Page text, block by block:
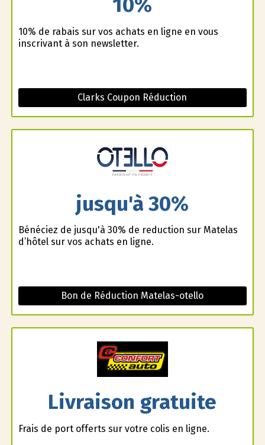
10% de rabais sur vos achats en ligne en vous
inscrivant à son newsletter.
Clarks Coupon Réduction
jusqu'à 30%
Bénéficiez de jusqu'à 30% de reduction sur Matelas
d’hôtel sur vos achats en ligne.
Bon de Réduction Matelas-otello
Livraison gratuite
Frais de port offerts sur votre colis en ligne.